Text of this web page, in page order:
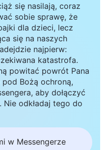
Go. Toteż Bóg
o to, co mówili i
uczynki jako grzech
Świętemu. Ów
ani w tym świecie, ani
z poniższego
przeciwko
mówi przeciwko
się nasilają, coraz
sobie sprawę, że
dla dzieci, lecz
się na naszych
najpierw:
katastrofa.
powitać powrót Pana
Bożą ochroną,
aby dołączyć
odkładaj tego do
w Messengerze